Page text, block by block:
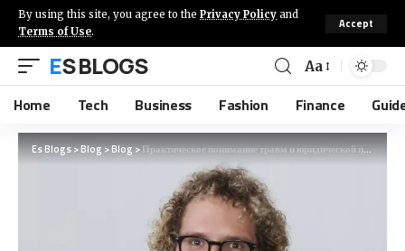
By using this site, you agree to the Privacy Policy and
Terms of Use.
Accept
ES BLOGS Aa
Home Tech Business Fashion Finance
Es Blogs>Blog>Blog>Практическое понимание травм и юридической помощи в реальных ситуациях